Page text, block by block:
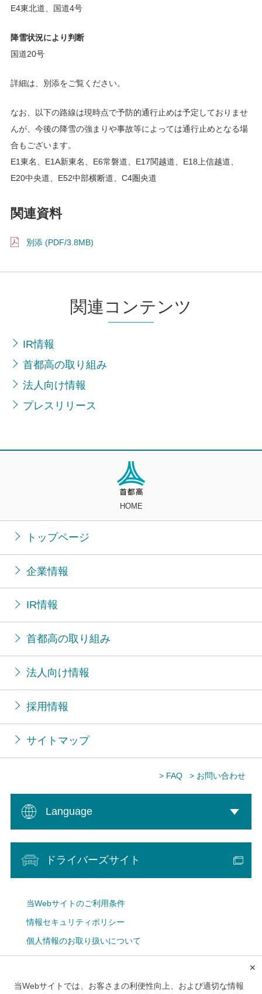
E4東北道、国道4号
降雪状況により判断
国道20号
詳細は、別添をご覧ください。
なお、以下の路線は現時点で予防的通行止めは予定しておりませ
んが、今後の降雪の強まりや事故等によっては通行止めとなる場
合もございます。
E1東名、E1A新東名、E6常磐道、E17関越道、E18上信越道、
E20中央道、E52中部横断道、C4圏央道
関連資料
別添 (PDF/3.8MB)
関連コンテンツ
IR情報
首都高の取り組み
法人向け情報
プレスリリース
HOME
トップページ
企業情報
IR情報
首都高の取り組み
法人向け情報
採用情報
サイトマップ
> FAQ > お問い合わせ
Language
ドライバーズサイト
当Webサイトのご利用条件
情報セキュリティポリシー
個人情報のお取り扱いについて
当Webサイトでは、お客さまの利便性向上、および適切な情報
✕